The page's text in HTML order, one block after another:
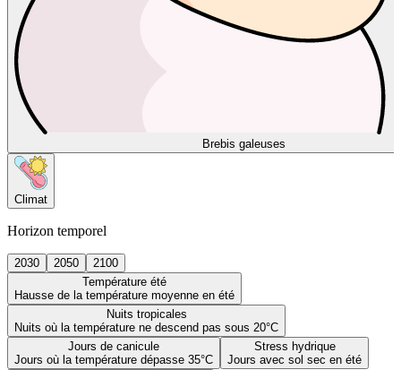
Brebis galeuses
Climat
Horizon temporel
2030 2050
2100
Température été
Hausse de la température moyenne en été
Nuits tropicales
Nuits où la température ne descend pas sous 20°C
Jours de canicule
Jours où la température dépasse 35°C
Stress hydrique
Jours avec sol sec en été